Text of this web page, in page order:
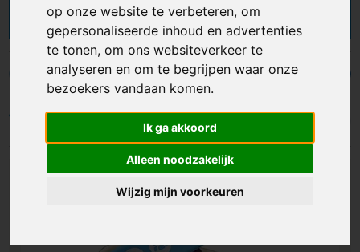
op onze website te verbeteren, om
gepersonaliseerde inhoud en advertenties
te tonen, om ons websiteverkeer te
analyseren en om te begrijpen waar onze
bezoekers vandaan komen.
Ik ga akkoord
Alleen noodzakelijk
Wijzig mijn voorkeuren
ons een ruim aanbod met rubberen bandjes in
allerlei soorten en afmetingen voor volwassenen
en kinderen. Ze zijn verkrijgbaar in iedere kleur of
kleurencombinatie, zodat je het design kunt
afstemmen op je branding of campagne. De
siliconen polsbandjes kunnen door middel van
een bedrukking, gravering of reliëfdruk voorzien
worden van een logo, naam, tekst, slogan of
ander ontwerp. Bedrukte armbandjes met snelle
levertijd of in kleine oplage nodig? Ook dat is
Siliconen armbandjes bedrukken Lichtgevende armbandjes